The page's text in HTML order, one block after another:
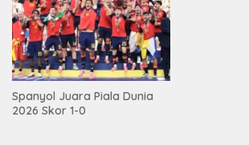
Spanyol Juara Piala Dunia
2026 Skor 1-0